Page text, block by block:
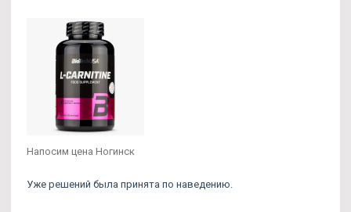
Напосим цена Ногинск
Уже решений была принята по наведению.